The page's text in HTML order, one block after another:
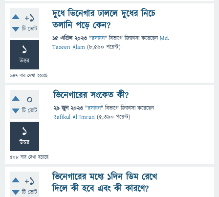
+1
টি ভোট
1
উত্তর
647 বার দেখা হয়েছে
দুধে ভিনেগার ঢাললে দুধের নিচে
তলানি পড়ে কেন?
15 এপ্রিল 2023 "রসায়ন" বিভাগে জিজ্ঞাসাকরেছেনMd.
Taseen Alam (8,590 পয়েন্ট)
0
টি ভোট
1
উত্তর
508 বার দেখা হয়েছে
ভিনেগারের সংকেত কী?
29 জুন 2023 "রসায়ন" বিভাগে জিজ্ঞাসাকরেছেন
Rafikul Al Imran (5,390 পয়েন্ট)
+1
টি ভোট
ভিনেগারের মধ্যে ১দিন ডিম রেখে
দিলে কী হবে এবং কী কারণে?